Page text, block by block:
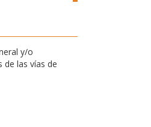
y/o
las vías de